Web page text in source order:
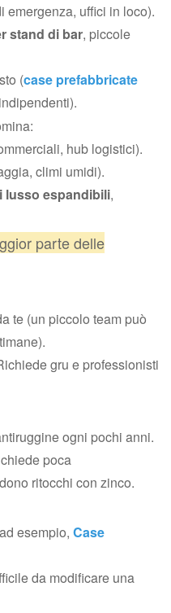
emergenza, uffici in loco).
stand di bar, piccole
(case prefabbricate
hub logistici).
climi umidi).
lusso espandibili,
parte delle
te (un piccolo team può
gru e professionisti
ogni pochi anni.
poca
ritocchi con zinco.
esempio, Case
da modificare una